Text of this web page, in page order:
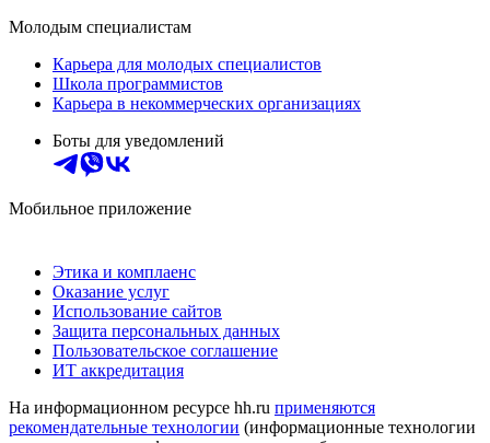
Молодым специалистам
Карьера для молодых специалистов
Школа программистов
Карьера в некоммерческих организациях
Боты для уведомлений
Мобильное приложение
Этика и комплаенс
Оказание услуг
Использование сайтов
Защита персональных данных
Пользовательское соглашение
ИТ аккредитация
На информационном ресурсе hh.ru применяются
рекомендательные технологии (информационные технологии